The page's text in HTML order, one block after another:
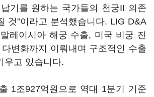
기를 원하는 국가들의 천궁II 의존
것”이라고 분석했습니다. LIG D&A
레이시아 해궁 수출, 미국 비궁 진
변화까지 이뤄내며 구조적인 수출
우고 있습니다.
1조927억원으로 역대 1분기 기준